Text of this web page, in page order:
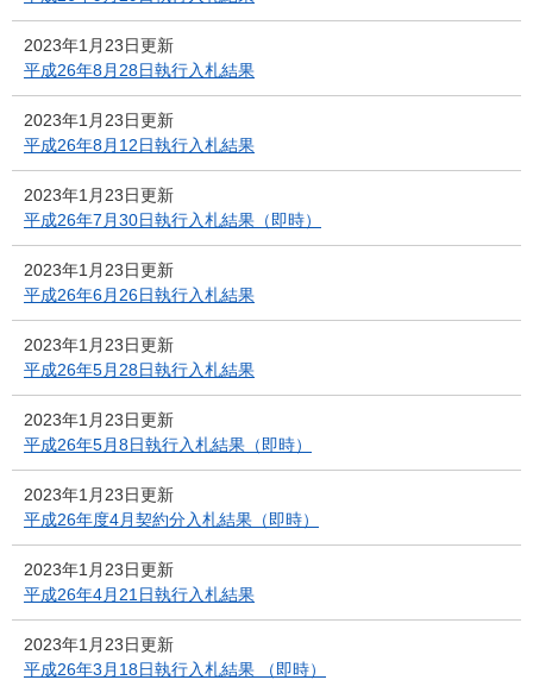
2023年1月23日更新
平成26年8月28日執行入札結果
2023年1月23日更新
平成26年8月12日執行入札結果
2023年1月23日更新
平成26年7月30日執行入札結果（即時）
2023年1月23日更新
平成26年6月26日執行入札結果
2023年1月23日更新
平成26年5月28日執行入札結果
2023年1月23日更新
平成26年5月8日執行入札結果（即時）
2023年1月23日更新
平成26年度4月契約分入札結果（即時）
2023年1月23日更新
平成26年4月21日執行入札結果
2023年1月23日更新
平成26年3月18日執行入札結果 （即時）